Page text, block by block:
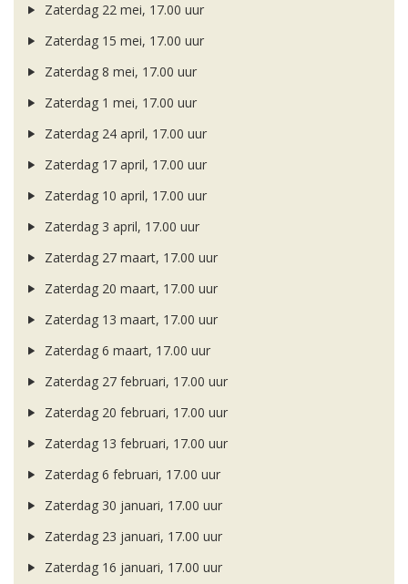
Zaterdag 22 mei, 17.00 uur
Zaterdag 15 mei, 17.00 uur
Zaterdag 8 mei, 17.00 uur
Zaterdag 1 mei, 17.00 uur
Zaterdag 24 april, 17.00 uur
Zaterdag 17 april, 17.00 uur
Zaterdag 10 april, 17.00 uur
Zaterdag 3 april, 17.00 uur
Zaterdag 27 maart, 17.00 uur
Zaterdag 20 maart, 17.00 uur
Zaterdag 13 maart, 17.00 uur
Zaterdag 6 maart, 17.00 uur
Zaterdag 27 februari, 17.00 uur
Zaterdag 20 februari, 17.00 uur
Zaterdag 13 februari, 17.00 uur
Zaterdag 6 februari, 17.00 uur
Zaterdag 30 januari, 17.00 uur
Zaterdag 23 januari, 17.00 uur
Zaterdag 16 januari, 17.00 uur